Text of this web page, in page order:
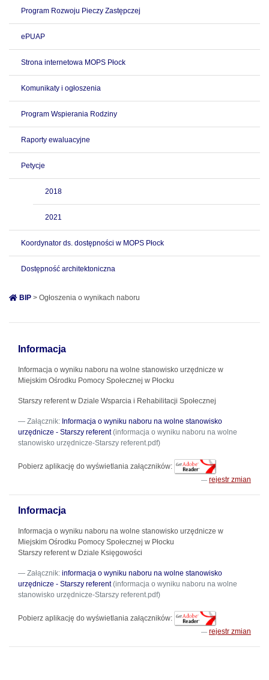
Program Rozwoju Pieczy Zastępczej
ePUAP
Strona internetowa MOPS Płock
Komunikaty i ogłoszenia
Program Wspierania Rodziny
Raporty ewaluacyjne
Petycje
2018
2021
Koordynator ds. dostępności w MOPS Płock
Dostępność architektoniczna
BIP > Ogłoszenia o wynikach naboru
Informacja
Informacja o wyniku naboru na wolne stanowisko urzędnicze w
Miejskim Ośrodku Pomocy Społecznej w Płocku
Starszy referent w Dziale Wsparcia i Rehabilitacji Społecznej
Załącznik: Informacja o wyniku naboru na wolne stanowisko
urzędnicze - Starszy referent(informacja o wyniku naboru na wolne
stanowisko urzędnicze-Starszy referent.pdf)
Pobierz aplikację do wyświetlania załączników:
rejestr zmian
Informacja
Informacja o wyniku naboru na wolne stanowisko urzędnicze w
Miejskim Ośrodku Pomocy Społecznej w Płocku
Starszy referent w Dziale Księgowości
Załącznik: informacja o wyniku naboru na wolne stanowisko
urzędnicze - Starszy referent(informacja o wyniku naboru na wolne
stanowisko urzędnicze-Starszy referent.pdf)
Pobierz aplikację do wyświetlania załączników:
rejestr zmian